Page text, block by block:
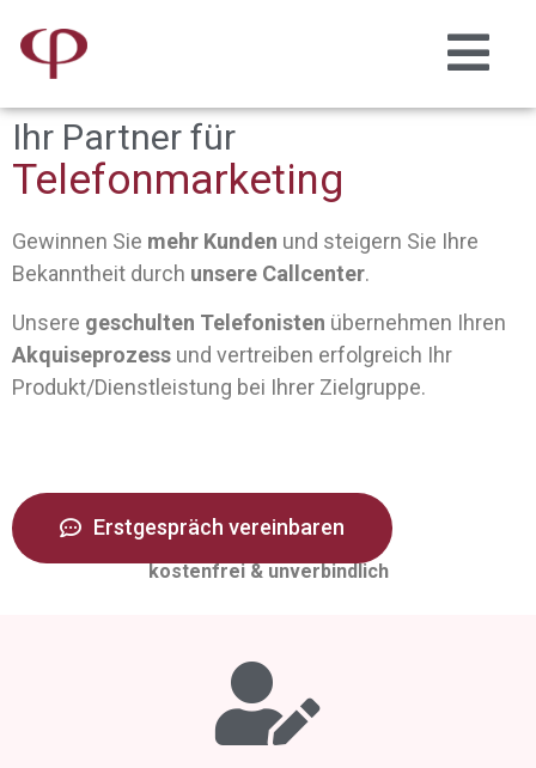
Ihr Partner für
Telefonmarketing
Gewinnen Sie mehr Kunden und steigern Sie Ihre
Bekanntheit durch unsere Callcenter.
Unsere geschulten Telefonisten übernehmen Ihren
Akquiseprozess und vertreiben erfolgreich Ihr
Produkt/Dienstleistung bei Ihrer Zielgruppe.
Erstgespräch vereinbaren
kostenfrei & unverbindlich